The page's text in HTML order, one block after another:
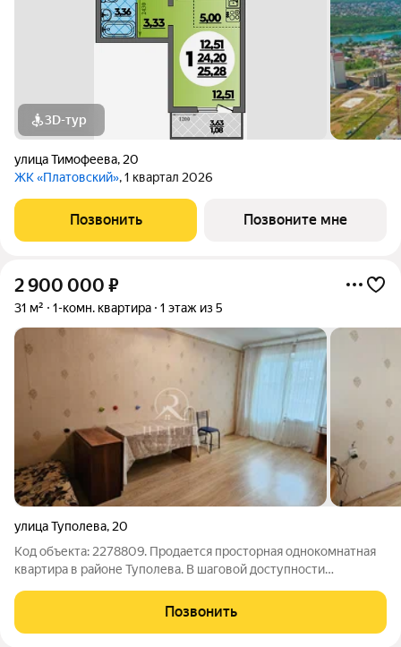
3D-тур
улица Тимофеева, 20
ЖК «Платовский», 1 квартал 2026
Позвонить Позвоните мне
2 900 000 ₽
31 м² 1-комн. квартира 1 этаж из 5
улица Туполева, 20
Код объекта: 2278809. Продается просторная однокомнатная
квартира в районе Туполева. В шаговой доступности
салоны красоты, рынок и все необходимое для комфортной
жизни. В квартире выполнен
Позвонить